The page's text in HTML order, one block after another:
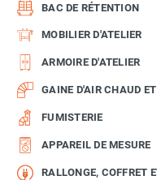
BAC DE RÉTENTION
MOBILIER D'ATELIER
ARMOIRE D'ATELIER
GAINE D'AIR CHAUD
FUMISTERIE
APPAREIL DE MESURE
RALLONGE, COFFRET